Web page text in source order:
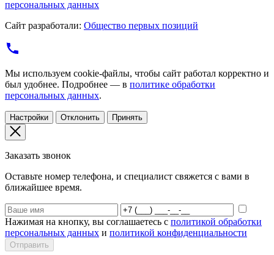
персональных данных
Сайт разработали: Общество первых позиций
Мы используем cookie-файлы, чтобы сайт работал корректно и
был удобнее. Подробнее — в политике обработки
персональных данных.
Настройки Отклонить Принять
Заказать звонок
Оставьте номер телефона, и специалист свяжется с вами в
ближайшее время.
Нажимая на кнопку, вы соглашаетесь с политикой обработки
персональных данных и политикой конфиденциальности
Отправить